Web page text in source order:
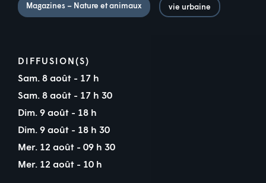
Magazines – Nature et animaux vie urbaine
DIFFUSION(S)
Sam. 8 août - 17 h
Sam. 8 août - 17 h 30
Dim. 9 août - 18 h
Dim. 9 août - 18 h 30
Mer. 12 août - 09 h 30
Mer. 12 août - 10 h